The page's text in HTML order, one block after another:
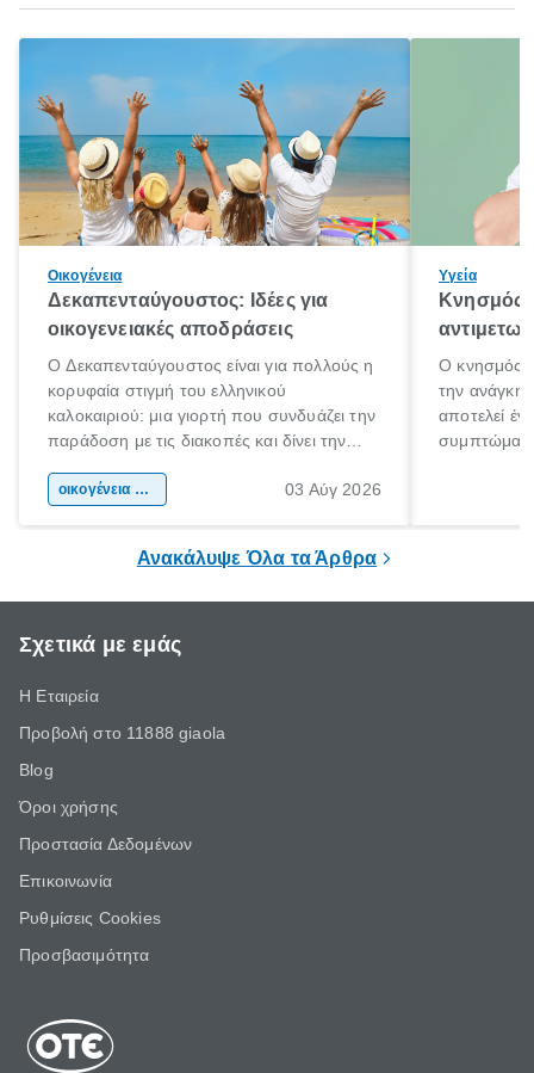
Οικογένεια
Δεκαπενταύγουστος: Ιδέες για
οικογενειακές αποδράσεις
Ο Δεκαπενταύγουστος είναι για πολλούς η
κορυφαία στιγμή του ελληνικού
καλοκαιριού: μια γιορτή που συνδυάζει την
παράδοση με τις διακοπές και δίνει την
χώρας. Είτε πρόκειται για λίγες μέρες
οικογένεια & παιδί 03 Αύγ 2026
Υγεία
Κνησμός:
Ο κνησμός
την ανάγκη
αποτελεί
Ανακάλυψε Όλα τα Άρθρα
Σχετικά με εμάς
Η Εταιρεία
Προβολή στο 11888 giaola
Blog
Όροι χρήσης
Προστασία Δεδομένων
Επικοινωνία
Ρυθμίσεις Cookies
Προσβασιμότητα